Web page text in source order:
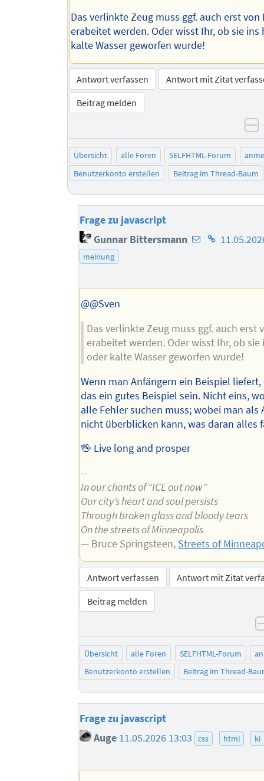
Das verlinkte Zeug muss ggf. auch erst von
erabeitet werden. Oder wisst Ihr, ob sie ins
kalte Wasser geworfen wurde!
Antwort verfassen
Antwort mit Zitat
Beitrag melden
Übersicht alle Foren SELFHTML-Forum
Benutzerkonto erstellen
Beitrag im Thread-Baum
Frage zu javascript
Gunnar Bittersmann E-
des
Homepage
meinung
@@Sven
Das verlinkte Zeug muss ggf. auch erst
erabeitet werden. Oder wisst Ihr, ob sie
oder kalte Wasser geworfen wurde!
Wenn man Anfängern ein Beispiel
das ein gutes Beispiel sein. Nicht eins,
alle Fehler suchen muss; wobei man als
nicht überblicken kann, was daran alles
🖖 Live long and prosper
--
In our chants of “ICE out now”
Our city’s heart and soul persists
Through broken glass and bloody tears
On the streets of Minneapolis
— Bruce Springsteen, Streets of
Antwort verfassen
Antwort mit Zitat
Beitrag melden
Übersicht alle Foren SELFHTML-Forum
Benutzerkonto erstellen
Beitrag im Thread-
Frage zu javascript
Auge 11.05.2026 13:03 css html ki